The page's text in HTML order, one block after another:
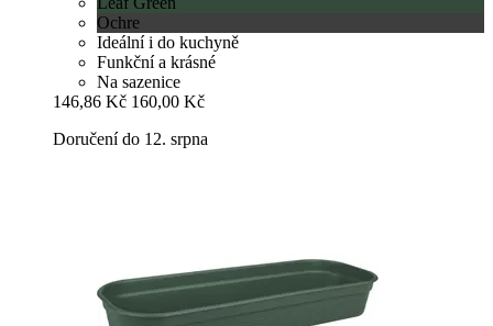
Ochre
Ideální i do kuchyně
Funkční a krásné
Na sazenice
146,86 Kč 160,00 Kč
Doručení do 12. srpna